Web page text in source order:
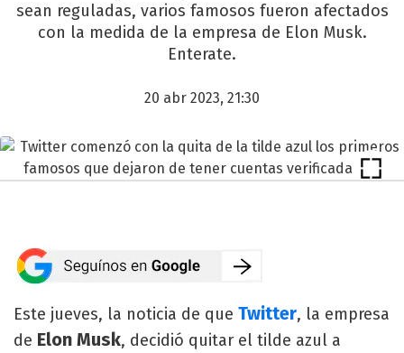
sean reguladas, varios famosos fueron afectados
con la medida de la empresa de Elon Musk.
Enterate.
20 abr 2023, 21:30
Este jueves, la noticia de que Twitter, la empresa
de Elon Musk, decidió quitar el tilde azul a